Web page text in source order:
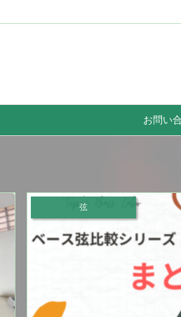
お問い
弦